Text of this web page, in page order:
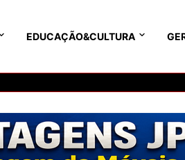
EDUCAÇÃO&CULTURA